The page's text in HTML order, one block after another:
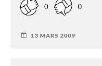
0 0
13 MARS 2009